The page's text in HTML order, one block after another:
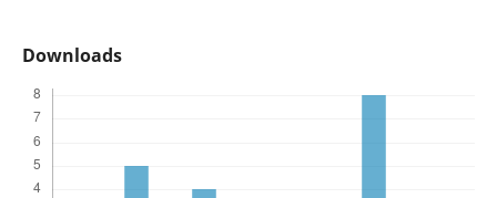
Downloads